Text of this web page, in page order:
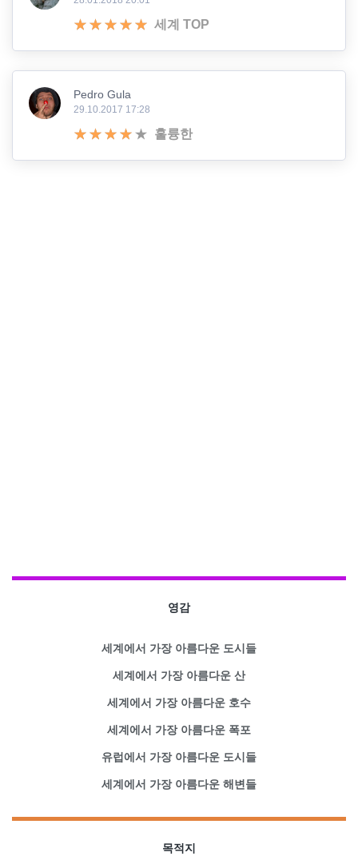
세계 TOP
Pedro Gula
29.10.2017 17:28
훌륭한
영감
세계에서 가장 아름다운 도시들
세계에서 가장 아름다운 산
세계에서 가장 아름다운 호수
세계에서 가장 아름다운 폭포
유럽에서 가장 아름다운 도시들
세계에서 가장 아름다운 해변들
목적지